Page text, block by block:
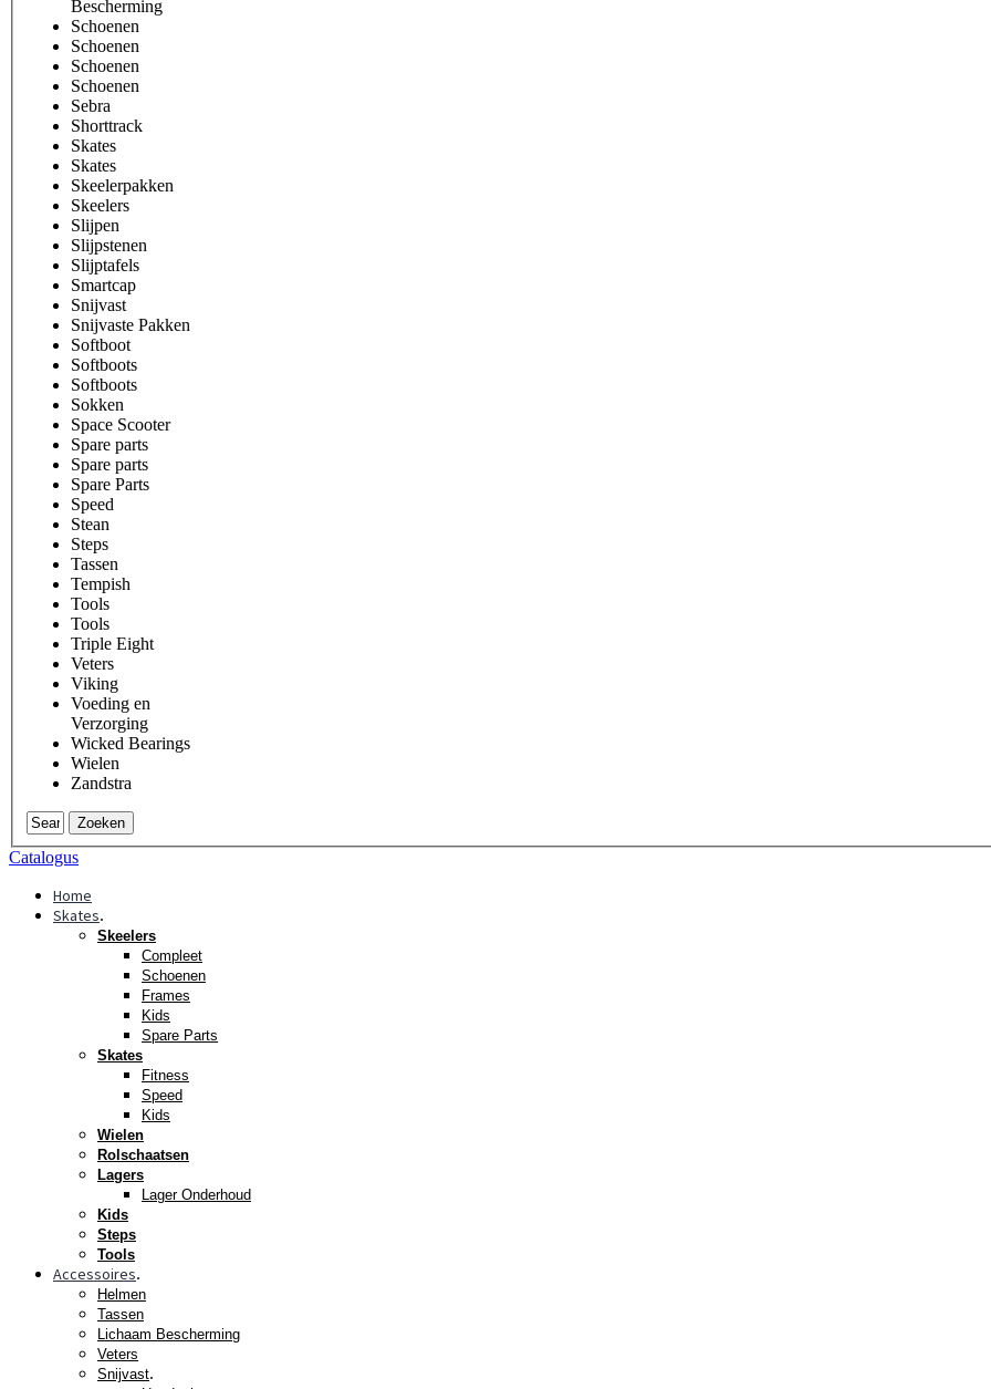
Bescherming
Schoenen
Schoenen
Schoenen
Schoenen
Sebra
Shorttrack
Skates
Skates
Skeelerpakken
Skeelers
Slijpen
Slijpstenen
Slijptafels
Smartcap
Snijvast
Snijvaste Pakken
Softboot
Softboots
Softboots
Sokken
Space Scooter
Spare parts
Spare parts
Spare Parts
Speed
Stean
Steps
Tassen
Tempish
Tools
Tools
Triple Eight
Veters
Viking
Voeding en
Verzorging
Wicked Bearings
Wielen
Zandstra
Zoeken
Catalogus
Home
Skates.
Skeelers
Compleet
Schoenen
Frames
Kids
Spare Parts
Skates
Fitness
Speed
Kids
Wielen
Rolschaatsen
Lagers
Lager Onderhoud
Kids
Steps
Tools
Accessoires.
Helmen
Tassen
Lichaam Bescherming
Veters
Snijvast.